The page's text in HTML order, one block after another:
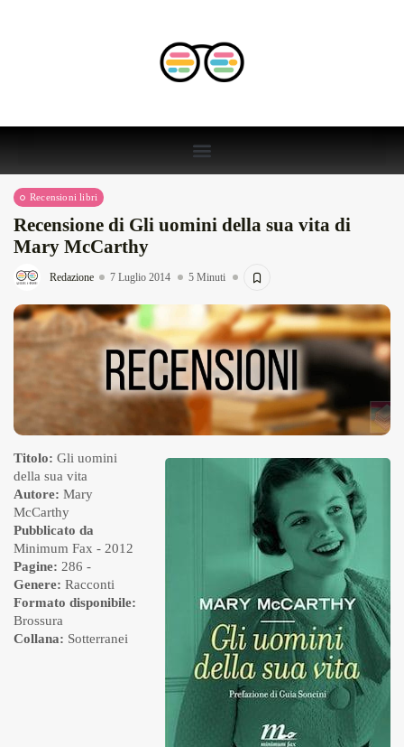
Recensioni libri
Recensione di Gli uomini della sua vita di
Mary McCarthy
Redazione 7 Luglio 2014 5 Minuti
Titolo: Gli uomini
della sua vita
Autore: Mary
McCarthy
Pubblicato da
Minimum Fax - 2012
Pagine: 286 -
Genere: Racconti
Formato disponibile:
Brossura
Collana: Sotterranei